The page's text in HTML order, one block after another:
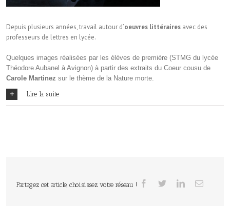
Depuis plusieurs années, travail autour d’oeuvres littéraires avec des
professeurs de lettres en lycée.
Quelques images réalisées par les élèves de première (STMG du lycée
Théodore Aubanel à Avignon) à partir des extraits du Coeur cousu de
Carole Martinez sur le thème de la Nature morte.
Lire la suite
Partagez cet article, choisissez votre réseau !